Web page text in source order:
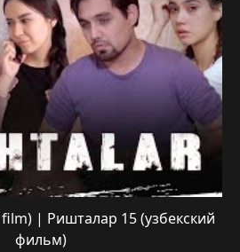
film) | Ришталар 15 (узбекский
фильм)